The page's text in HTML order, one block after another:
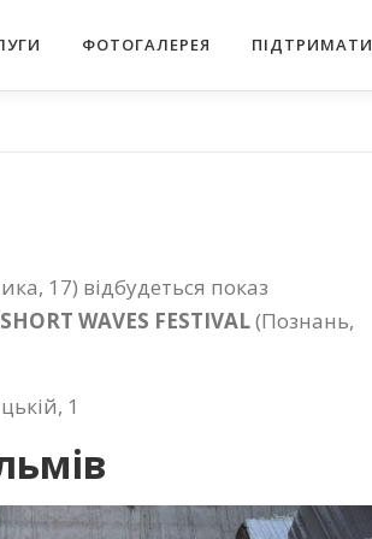
ФОТОГАЛЕРЕЯ ПІДТРИМАТИ
17) відбудеться показ
SHORT WAVES FESTIVAL(Познань,
1